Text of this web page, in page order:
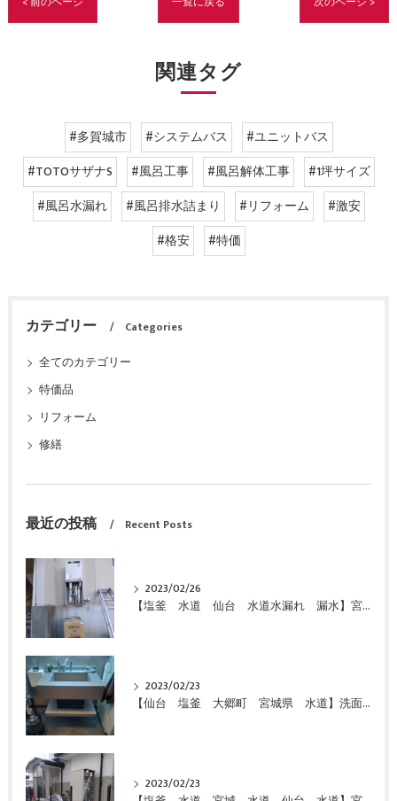
関連タグ
#多賀城市 #システムバス
#ユニットバス
#TOTOサザナS
#風呂工事 #風呂解体工事
#1坪サイズ
#風呂水漏れ
#風呂排水詰まり #リフォーム
#激安
#格安
#特価
カテゴリー
Categories
全てのカテゴリー
特価品
リフォーム
修繕
最近の投稿 Recent Posts
2023/02/26
【塩釜 水道 仙台 水道水漏れ 漏水】宮城県 仙台市 給湯器 エコキュート 故障 修理 お湯が出ない 即日対応 緊急対応 激安 特価 格安にて交換しました！
2023/02/23
【仙台 塩釜 大郷町 宮城県 水道】洗面化粧台 特価 激安 価格で交換致しました
2023/02/23